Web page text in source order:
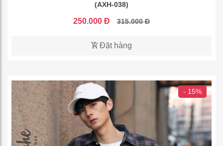
(AXH-038)
250.000 Đ 315.000 Đ
Đặt hàng
- 15%